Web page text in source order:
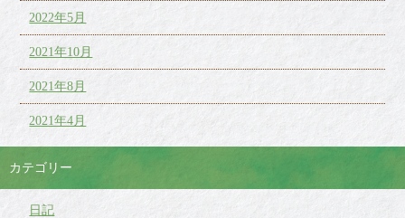
2022年5月
2021年10月
2021年8月
2021年4月
カテゴリー
日記